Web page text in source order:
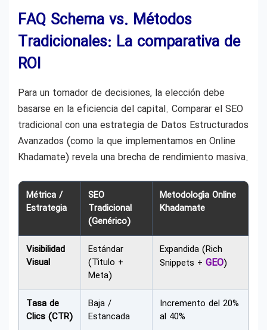
FAQ Schema vs. Métodos
Tradicionales: La comparativa de
ROI
Para un tomador de decisiones, la elección debe
basarse en la eficiencia del capital. Comparar el SEO
tradicional con una estrategia de Datos Estructurados
Avanzados (como la que implementamos en Online
Khadamate) revela una brecha de rendimiento masiva.
Métrica /
Estrategia
SEO
Tradicional
(Genérico)
Metodología Online
Khadamate
Visibilidad
Visual
Estándar
(Título +
Meta)
Expandida (Rich
Snippets + GEO)
Tasa de
Clics (CTR)
Baja /
Estancada
Incremento del 20%
al 40%